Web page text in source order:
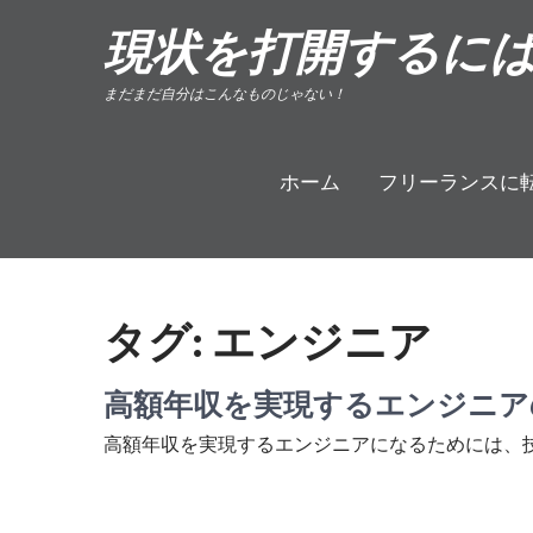
現状を打開するに
まだまだ自分はこんなものじゃない！
ホーム フリーランスに
タグ: エンジニア
高額年収を実現するエンジニ
高額年収を実現するエンジニアになるためには、